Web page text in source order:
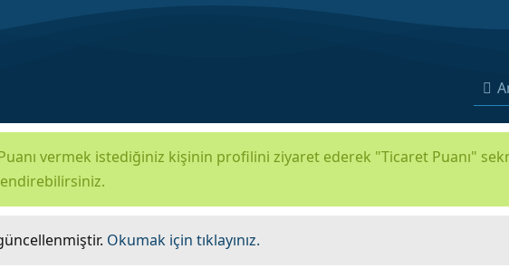
vermek istediğiniz kişinin profilini ziyaret ederek "Ticaret Puanı"
Okumak için tıklayınız.